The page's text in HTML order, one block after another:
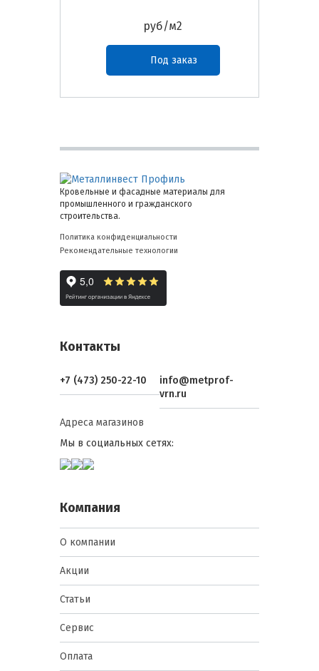
руб/м2
Под заказ
Кровельные и фасадные материалы для
промышленного и гражданского
строительства.
Политика конфиденциальности
Рекомендательные технологии
Контакты
+7 (473) 250-22-10
info@metprof-
vrn.ru
Адреса магазинов
Мы в социальных сетях:
Компания
О компании
Акции
Статьи
Сервис
Оплата